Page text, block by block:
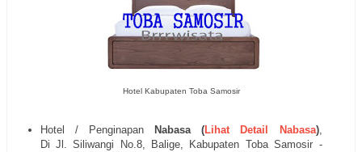
Hotel Kabupaten Toba Samosir
Hotel / PenginapanNabasa (Lihat Detail Nabasa),
Di Jl.Siliwangi No.8, Balige, Kabupaten Toba Samosir -